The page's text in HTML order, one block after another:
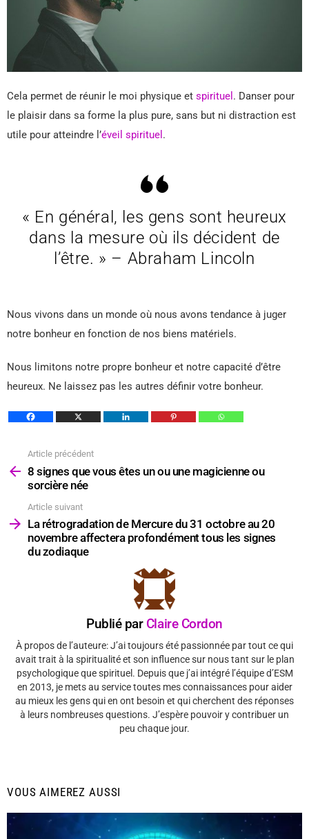
Cela permet de réunir le moi physique et spirituel . Danser pour
le plaisir dans sa forme la plus pure, sans but ni distraction est
utile pour atteindre l’éveil spirituel .
« En général, les gens sont heureux
dans la mesure où ils décident de
l’être. » – Abraham Lincoln
Nous vivons dans un monde où nous avons tendance à juger
notre bonheur en fonction de nos biens matériels.
Nous limitons notre propre bonheur et notre capacité d’être
heureux. Ne laissez pas les autres définir votre bonheur.
plus
Article précédent
8 signes que vous êtes un ou une magicienne ou
sorcière née
Article suivant
La rétrogradation de Mercure du 31 octobre au 20
novembre affectera profondément tous les signes
du zodiaque
Publié par Claire Cordon
À propos de l’auteure: J’ai toujours été passionnée par tout ce qui
avait trait à la spiritualité et son influence sur nous tant sur le plan
psychologique que spirituel. Depuis que j’ai intégré l’équipe d’ESM
en 2013, je mets au service toutes mes connaissances pour aider
au mieux les gens qui en ont besoin et qui cherchent des réponses
à leurs nombreuses questions. J’espère pouvoir y contribuer un
peu chaque jour.
VOUS AIMEREZ AUSSI